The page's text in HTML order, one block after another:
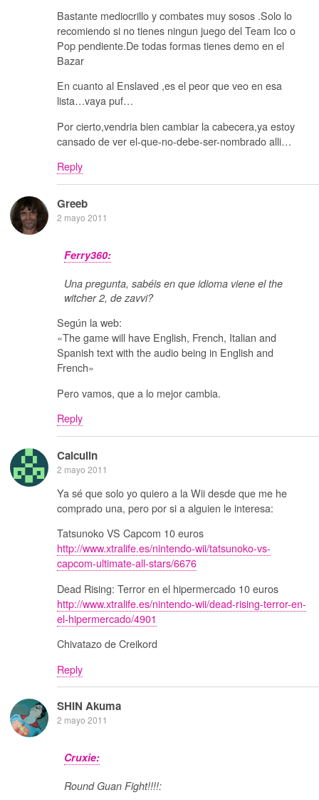
Bastante mediocrillo y combates muy sosos .Solo lo
recomiendo si no tienes ningun juego del Team Ico o
Pop pendiente.De todas formas tienes demo en el
Bazar
En cuanto al Enslaved ,es el peor que veo en esa
lista…vaya puf…
Por cierto,vendria bien cambiar la cabecera,ya estoy
cansado de ver el-que-no-debe-ser-nombrado alli…
Reply
Greeb
2 mayo 2011
Ferry360:
Una pregunta, sabéis en que idioma viene el the
witcher 2, de zavvi?
Según la web:
«The game will have English, French, Italian and
Spanish text with the audio being in English and
French»
Pero vamos, que a lo mejor cambia.
Reply
Calculin
2 mayo 2011
Ya sé que solo yo quiero a la Wii desde que me he
comprado una, pero por si a alguien le interesa:
Tatsunoko VS Capcom 10 euros
http://www.xtralife.es/nintendo-wii/tatsunoko-vs-
capcom-ultimate-all-stars/6676
Dead Rising: Terror en el hipermercado 10 euros
http://www.xtralife.es/nintendo-wii/dead-rising-terror-en-
el-hipermercado/4901
Chivatazo de Creikord
Reply
SHIN Akuma
2 mayo 2011
Cruxie:
Round Guan Fight!!!!: